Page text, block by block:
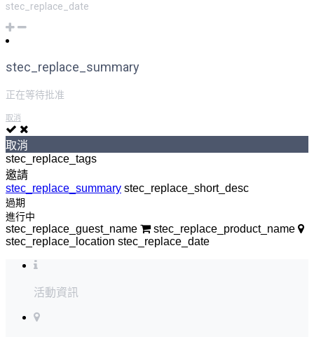
stec_replace_date
stec_replace_summary
正在等待批准
取消
取消
stec_replace_tags
邀請
stec_replace_summary stec_replace_short_desc
過期
進行中
stec_replace_guest_name
stec_replace_product_name
stec_replace_location stec_replace_date
活動資訊